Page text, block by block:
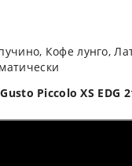
Кофе лунго,
Piccolo XS EDG